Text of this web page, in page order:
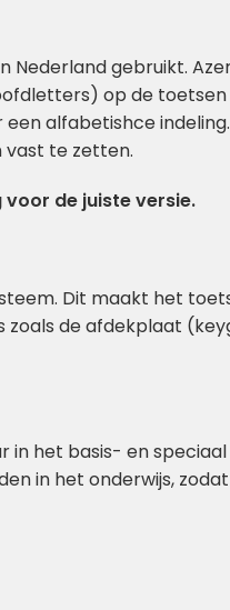
Nederland gebruikt.
op de
alfabetishce
vast te zetten.
de juiste versie.
Dit maakt het
zoals de afdekplaat
in het basis- en
in het onderwijs,